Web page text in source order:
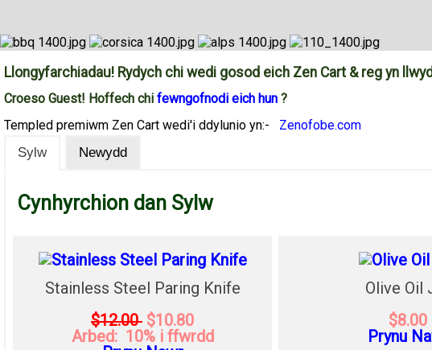
Llongyfarchiadau! Rydych chi wedi gosod eich Zen Cart & reg yn
Croeso Guest! Hoffech chi fewngofnodi eich hun ?
Templed premiwm Zen Cart wedi'i ddylunio yn:-
Zenofobe.com
Sylw
Newydd
Cynhyrchion dan Sylw
Stainless Steel Paring Knife
$12.00 $10.80
Arbed: 10% i ffwrdd
Olive Oil
$8.00
Prynu